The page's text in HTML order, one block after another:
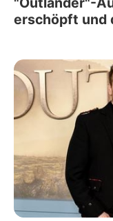
erschöpft und